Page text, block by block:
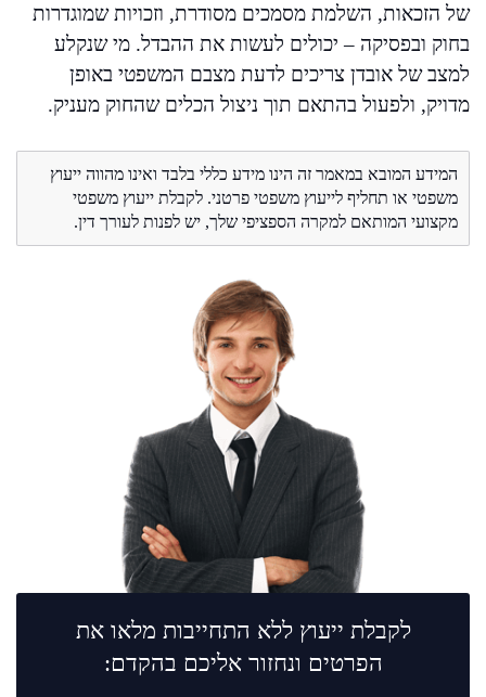
של הזכאות, השלמת מסמכים מסודרת, וזכויות שמוגדרות
בחוק ובפסיקה – יכולים לעשות את ההבדל. מי שנקלע
למצב של אובדן צריכים לדעת מצבם המשפטי באופן
מדויק, ולפעול בהתאם תוך ניצול הכלים שהחוק מעניק.
המידע המובא במאמר זה הינו מידע כללי בלבד ואינו מהווה ייעוץ
משפטי או תחליף לייעוץ משפטי פרטני. לקבלת ייעוץ משפטי
מקצועי המותאם למקרה הספציפי שלך, יש לפנות לעורך דין.
לקבלת ייעוץ ללא התחייבות מלאו את
הפרטים ונחזור אליכם בהקדם: